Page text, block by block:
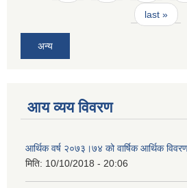
last »
अन्य
आय व्यय विवरण
आर्थिक वर्ष २०७३।७४ को वार्षिक आर्थिक
मिति: 10/10/2018 - 20:06